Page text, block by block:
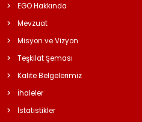
EGO Hakkında
Mevzuat
Misyon ve Vizyon
Teşkilat Şeması
Kalite Belgelerimiz
İhaleler
İstatistikler